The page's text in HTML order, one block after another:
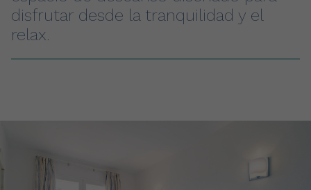
disfrutar desde la tranquilidad y el
relax.